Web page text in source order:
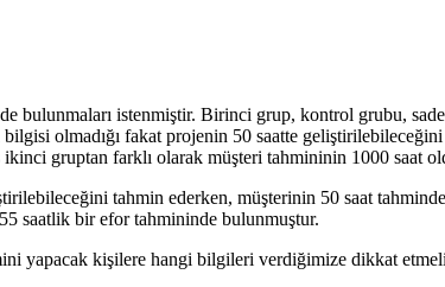
bulunmaları istenmiştir. Birinci grup, kontrol grubu,
olmadığı fakat projenin 50 saatte
gruptan farklı olarak müşteri tahmininin 1000 saat
tahmin ederken, müşterinin 50 saat
saatlik bir efor tahmininde bulunmuştur.
yapacak kişilere hangi bilgileri verdiğimize dikkat